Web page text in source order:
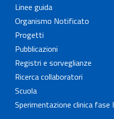
Linee guida
Organismo Notificato
Progetti
Pubblicazioni
Registri e sorveglianze
Ricerca collaboratori
Scuola
Sperimentazione clinica fase I